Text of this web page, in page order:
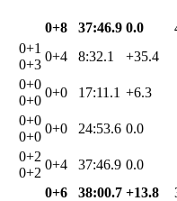
0+8 37:46.9 0.0
0+1
0+3
0+4 8:32.1 +35.4
0+0
0+0
0+0 17:11.1 +6.3
0+0
0+0
0+0 24:53.6 0.0
0+2
0+2
0+4 37:46.9 0.0
0+6 38:00.7 +13.8